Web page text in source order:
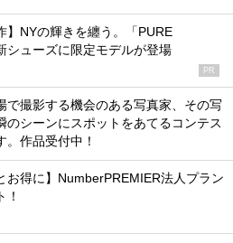
】NYの輝きを纏う。「PURE
シューズに限定モデルが登場
PR
で撮影する機会のある写真家、その写
のシーンにスポットをあてるコンテス
。作品受付中！
お得に】NumberPREMIER法人プラン
！